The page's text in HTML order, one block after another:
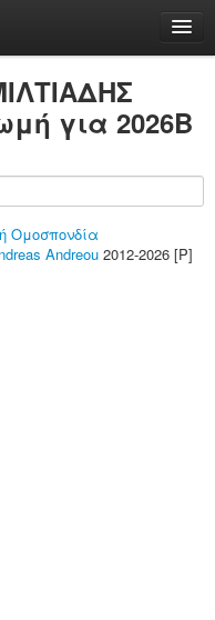
για 2026B
Ομοσπονδία
Andreou 2012-2026 [P]